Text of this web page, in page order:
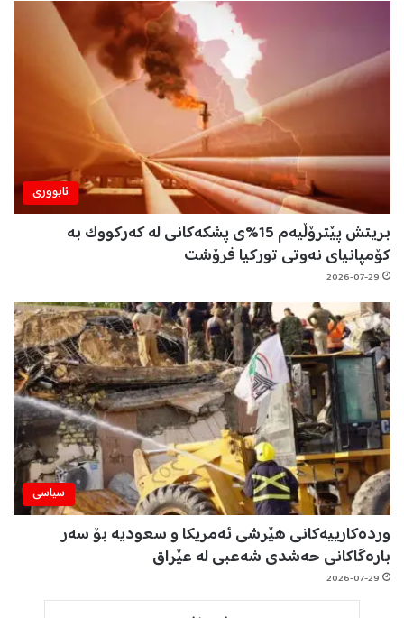
ئابووری
بریتش پێترۆڵیەم 15%ی پشکەکانی لە کەرکووک بە
کۆمپانیای نەوتی تورکیا فرۆشت
2026-07-29
سیاسی
وردەکارییەکانی هێرشی ئەمریکا و سعودیە بۆ سەر
بارەگاکانی حەشدی شەعبی لە عێراق
2026-07-29